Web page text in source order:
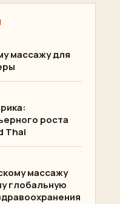
массажу для
роста
Thai
массажу
глобальную